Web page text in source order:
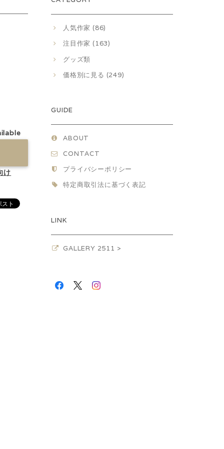
け
人気作家 (86)
注目作家 (163)
グッズ類
価格別に見る (249)
GUIDE
ABOUT
CONTACT
プライバシーポリシー
特定商取引法に基づく表記
LINK
GALLERY 2511 >